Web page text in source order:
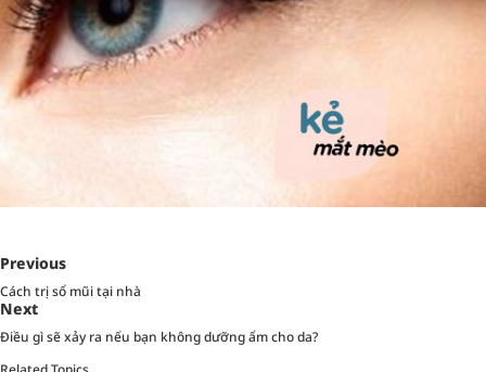
Previous
Cách trị sổ mũi tại nhà
Next
Điều gì sẽ xảy ra nếu bạn không dưỡng ẩm cho da?